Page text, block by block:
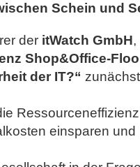
Schein und
der itWatch GmbH,
Shop&Office-
der IT?“
einsparen